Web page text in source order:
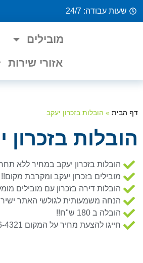
שעות עבודה: 24/7
מובילים
אזורי שירות
דף הבית » הובלות בזכרון יעקב
הובלות
הובלות בזכרון יעקב במחיר ללא
מובילים בזכרון יעקב ומקרבת מקום!!
הובלות דירה בזכרון עם מובילים
הנחה משמעותית לגולשי האתר
הובלה ב 180 ש"ח!!
חייגו להצעת מחיר על המקום 072-246-4321!!